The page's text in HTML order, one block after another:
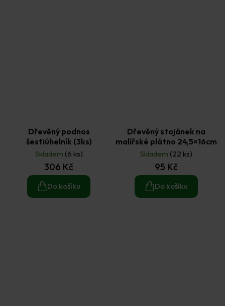
Dřevěný podnos
šestiúhelník (3ks)
Skladem (6 ks)
306 Kč
Do košíku
Dřevěný stojánek na
malířské plátno 24,5×16cm
Skladem (22 ks)
95 Kč
Do košíku